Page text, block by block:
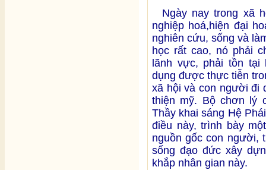
Ngày nay trong xã
nghiệp hoá,hiện đại
nghiên cứu, sống và
học rất cao, nó phải
lãnh vực, phải tồn tại
dụng được thực tiễn
xã hội và con người đi
thiện mỹ. Bộ chơn lý
Thầy khai sáng Hệ
điều này, trình bày
nguồn gốc con người,
sống đạo đức xây
khắp nhân gian này.